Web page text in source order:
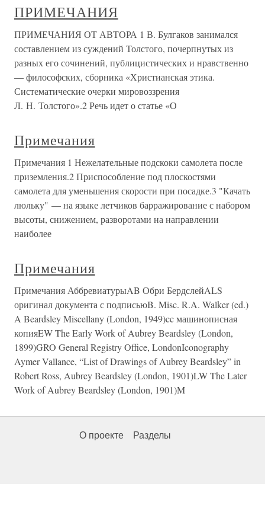
ПРИМЕЧАНИЯ
ПРИМЕЧАНИЯ ОТ АВТОРА 1 В. Булгаков занимался
составлением из суждений Толстого, почерпнутых из
разных его сочинений, публицистических и нравственно
— философских, сборника «Христианская этика.
Систематические очерки мировоззрения
Л. Н. Толстого».2 Речь идет о статье «О
Примечания
Примечания 1 Нежелательные подскоки самолета после
приземления.2 Приспособление под плоскостями
самолета для уменьшения скорости при посадке.3 "Качать
люльку" — на языке летчиков барражирование с набором
высоты, снижением, разворотами на направлении
наиболее
Примечания
Примечания АббревиатурыAB Обри БердслейALS
оригинал документа с подписьюB. Misc. R.A. Walker (ed.)
A Beardsley Miscellany (London, 1949)cc машинописная
копияEW The Early Work of Aubrey Beardsley (London,
1899)GRO General Registry Office, LondonIconography
Aymer Vallance, “List of Drawings of Aubrey Beardsley” in
Robert Ross, Aubrey Beardsley (London, 1901)LW The Later
Work of Aubrey Beardsley (London, 1901)M
О проекте Разделы